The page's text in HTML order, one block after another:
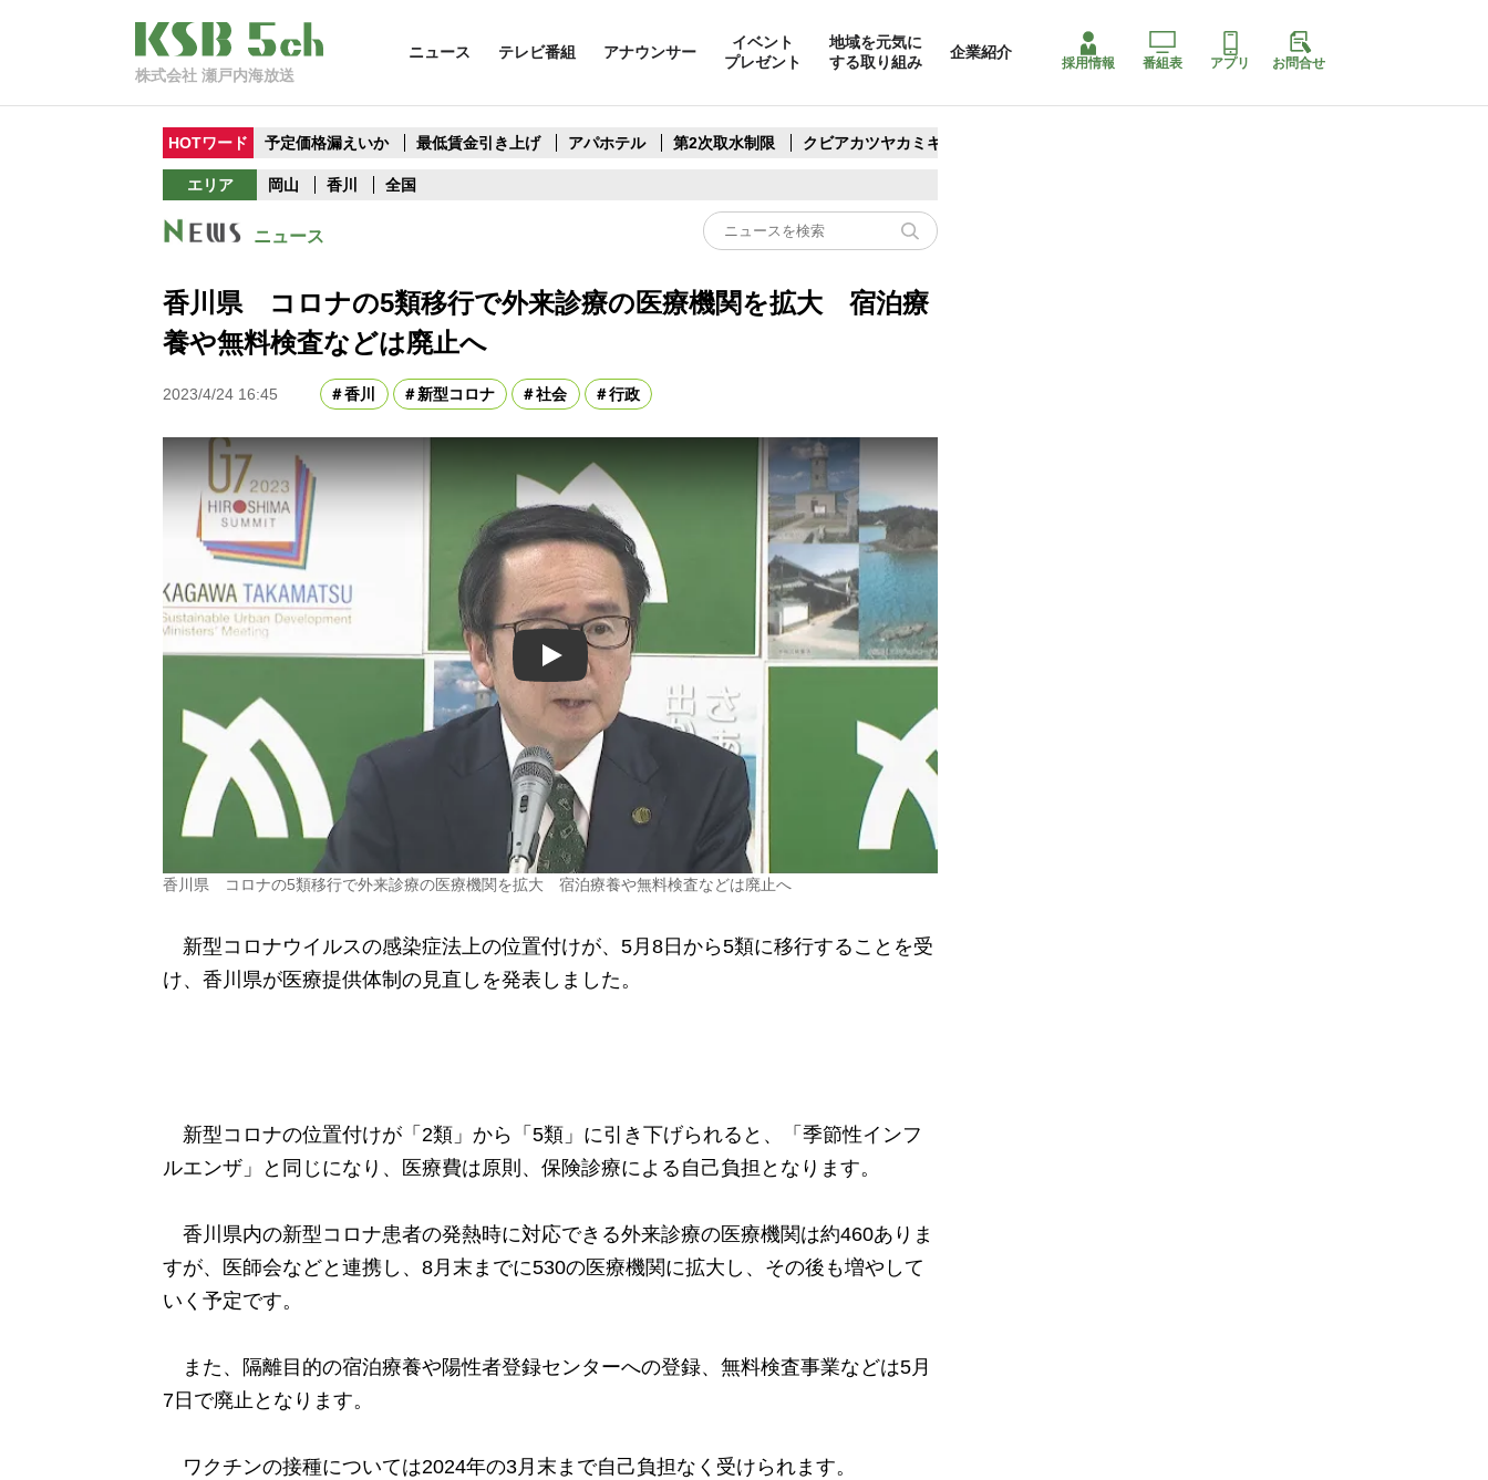
株式会社 瀬戸内海放送
ニュース テレビ番組 アナウンサー
イベント
プレゼント
地域を元気に
する取り組み
企業紹介
採用情報 番組表 アプリ お問合せ
HOTワード 予定価格漏えいか 最低賃金引き上げ アパホテル 第2次取水制限 クビアカツヤカミキリ
エリア 岡山 香川 全国
ニュース
香川県 コロナの5類移行で外来診療の医療機関を拡大 宿泊療
養や無料検査などは廃止へ
2023/4/24 16:45 香川 新型コロナ 社会 行政
Play
香川県 コロナの5類移行で外来診療の医療機関を拡大 宿泊療養や無料検査などは廃止へ
新型コロナウイルスの感染症法上の位置付けが、5月8日から5類に移行することを受
け、香川県が医療提供体制の見直しを発表しました。
新型コロナの位置付けが「2類」から「5類」に引き下げられると、「季節性インフ
ルエンザ」と同じになり、医療費は原則、保険診療による自己負担となります。
香川県内の新型コロナ患者の発熱時に対応できる外来診療の医療機関は約460ありま
すが、医師会などと連携し、8月末までに530の医療機関に拡大し、その後も増やして
いく予定です。
また、隔離目的の宿泊療養や陽性者登録センターへの登録、無料検査事業などは5月
7日で廃止となります。
ワクチンの接種については2024年の3月末まで自己負担なく受けられます。